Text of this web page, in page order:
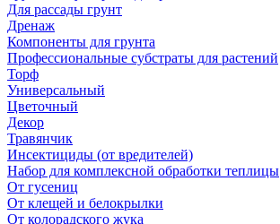
Для рассады грунт
Дренаж
Компоненты для грунта
Профессиональные субстраты для растений
Торф
Универсальный
Цветочный
Декор
Травянчик
Инсектициды (от вредителей)
Набор для комплексной обработки теплицы
От гусениц
От клещей и белокрылки
От колорадского жука